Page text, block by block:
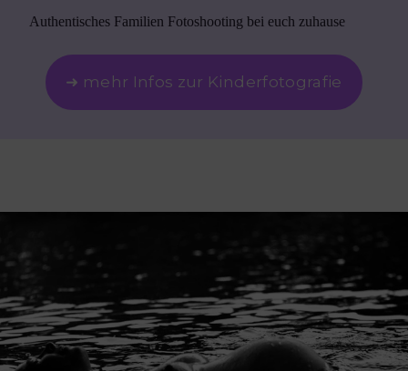
Authentisches Familien Fotoshooting bei euch zuhause
➜ mehr Infos zur Kinderfotografie